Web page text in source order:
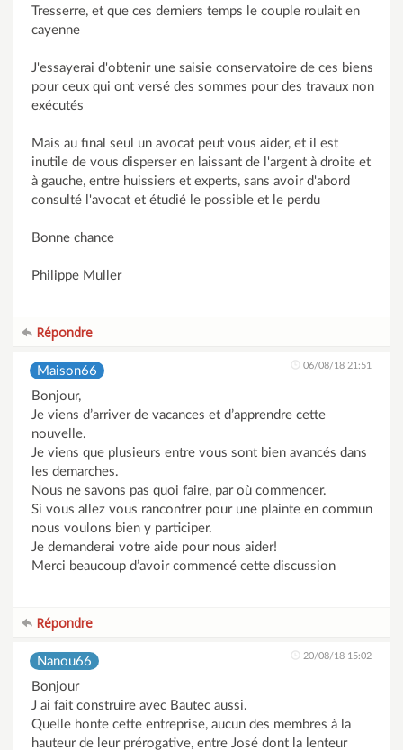
Tresserre, et que ces derniers temps le couple roulait en
cayenne
J'essayerai d'obtenir une saisie conservatoire de ces biens
pour ceux qui ont versé des sommes pour des travaux non
exécutés
Mais au final seul un avocat peut vous aider, et il est
inutile de vous disperser en laissant de l'argent à droite et
à gauche, entre huissiers et experts, sans avoir d'abord
consulté l'avocat et étudié le possible et le perdu
Bonne chance
Philippe Muller
Répondre
Maison66 06/08/18 21:51
Bonjour,
Je viens d’arriver de vacances et d’apprendre cette
nouvelle.
Je viens que plusieurs entre vous sont bien avancés dans
les demarches.
Nous ne savons pas quoi faire, par où commencer.
Si vous allez vous rancontrer pour une plainte en commun
nous voulons bien y participer.
Je demanderai votre aide pour nous aider!
Merci beaucoup d’avoir commencé cette discussion
Répondre
Nanou66 20/08/18 15:02
Bonjour
J ai fait construire avec Bautec aussi.
Quelle honte cette entreprise, aucun des membres à la
hauteur de leur prérogative, entre José dont la lenteur